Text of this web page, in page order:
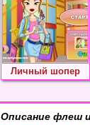
Личный шопер
Описание флеш